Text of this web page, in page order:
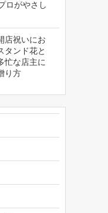
ロがやさし
店祝いにお
タンド花と
忙な店主に
り方